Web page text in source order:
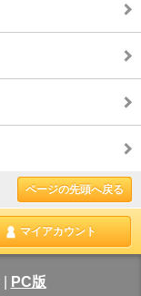
ページの先頭へ戻る
マイアカウント
PC版